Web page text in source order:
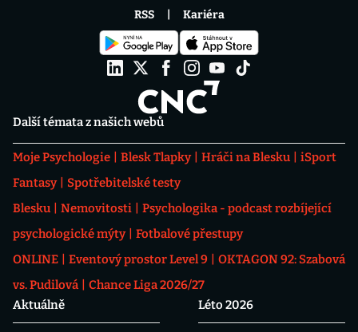
Další témata z našich webů
Moje Psychologie Blesk Tlapky Hráči na Blesku
iSport
Fantasy
Spotřebitelské testy
Blesku
Nemovitosti
Psychologika - podcast rozbíjející
psychologické mýty
Fotbalové přestupy
ONLINE
Eventový prostor Level 9
OKTAGON 92: Szabová
vs. Pudilová
Chance Liga 2026/27
Aktuálně
Léto 2026
RSS Kariéra